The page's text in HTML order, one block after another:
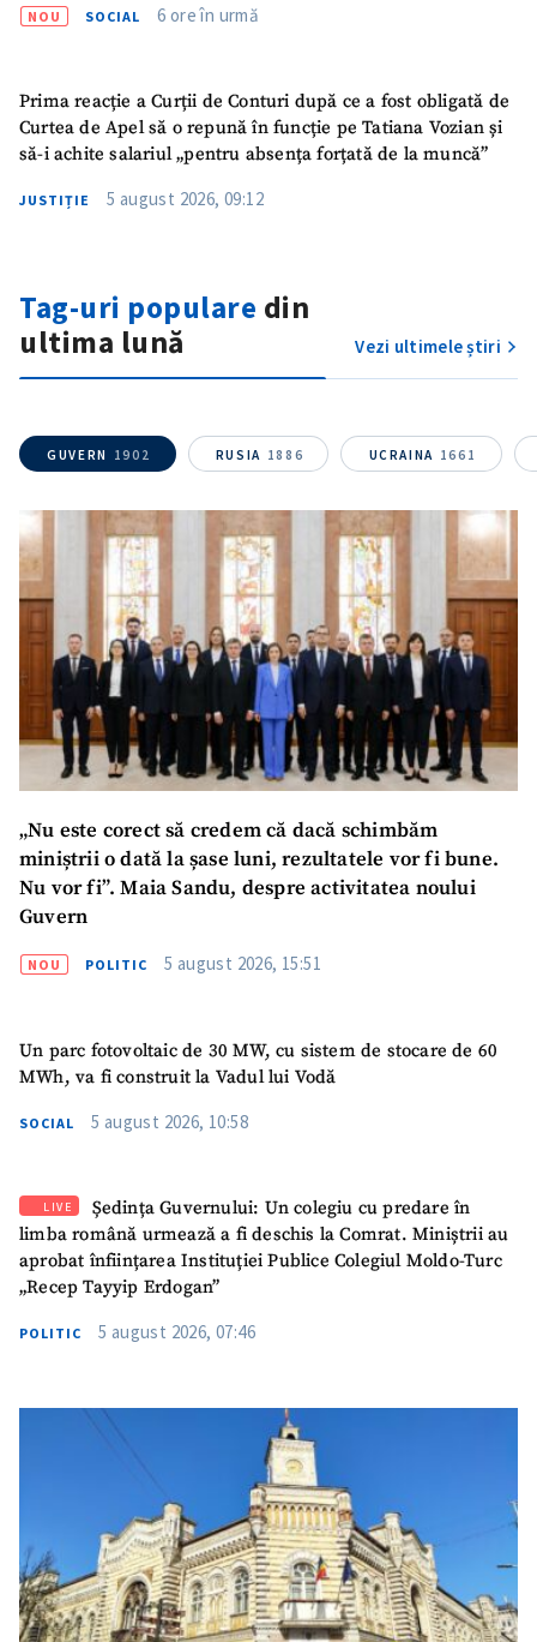
NOU SOCIAL 6 ore în urmă
Prima reacție a Curții de Conturi după ce a fost obligată de
Curtea de Apel să o repună în funcție pe Tatiana Vozian și
să-i achite salariul „pentru absența forțată de la muncă”
JUSTIȚIE 5 august 2026, 09:12
Tag-uri populare din
ultima lună
Vezi ultimele știri
GUVERN 1902 RUSIA 1886 UCRAINA 1661
„Nu este corect să credem că dacă schimbăm
miniștrii o dată la șase luni, rezultatele vor fi bune.
Nu vor fi”. Maia Sandu, despre activitatea noului
Guvern
NOU POLITIC 5 august 2026, 15:51
Un parc fotovoltaic de 30 MW, cu sistem de stocare de 60
MWh, va fi construit la Vadul lui Vodă
SOCIAL 5 august 2026, 10:58
LIVE
Ședința Guvernului: Un colegiu cu predare în
limba română urmează a fi deschis la Comrat. Miniștrii au
aprobat înființarea Instituției Publice Colegiul Moldo-Turc
„Recep Tayyip Erdogan”
POLITIC 5 august 2026, 07:46